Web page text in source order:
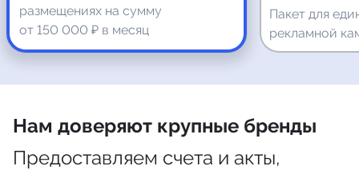
Пакет для
рекламной
размещениях на сумму
от 150 000 ₽ в месяц
Нам доверяют крупные бренды
Предоставляем счета и акты,